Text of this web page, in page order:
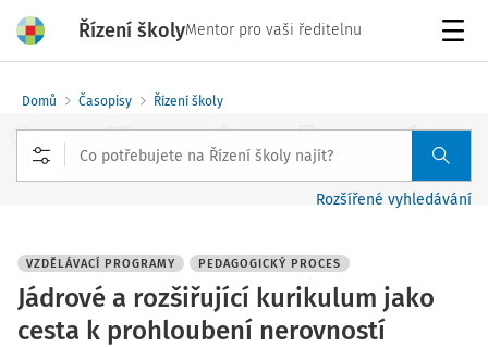
Řízení školyMentor pro vaši ředitelnu
Domů Časopisy Řízení školy
Rozšířené vyhledávání
VZDĚLÁVACÍ PROGRAMY PEDAGOGICKÝ PROCES
Jádrové a rozšiřující kurikulum jako
cesta k prohloubení nerovností